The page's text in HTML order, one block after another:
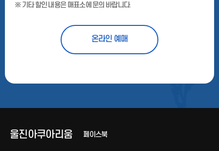
※ 기타 할인 내용은 매표소에 문의 바랍니다.
온라인 예매
울진아쿠아리움 페이스북